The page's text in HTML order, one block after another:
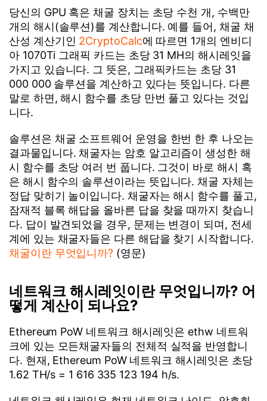
당신의 GPU 혹은 채굴 장치는 초당 수천 개, 수백만
개의 해시(솔루션)를 계산합니다. 예를 들어, 채굴 채
산성 계산기인 2CryptoCalc에 따르면 1개의 엔비디
아 1070Ti 그래픽 카드는 초당 31 MH의 해시레잇을
가지고 있습니다. 그 뜻은, 그래픽카드는 초당 31
000 000 솔루션을 계산하고 있다는 뜻입니다. 다른
말로 하면, 해시 함수를 초당 만번 풀고 있다는 것입
니다.
솔루션은 채굴 소프트웨어 운영을 한번 한 후 나오는
결과물입니다. 채굴자는 암호 알고리즘이 생성한 해
시 함수를 초당 여러 번 풉니다. 그것이 바로 해시 혹
은 해시 함수의 솔루션이라는 뜻입니다. 채굴 자체는
정답 맞히기 놀이입니다. 채굴자는 해시 함수를 풀고,
잠재적 블록 해답을 올바른 답을 찾을 때까지 찾습니
다. 답이 발견되었을 경우, 문제는 변경이 되며, 전세
계에 있는 채굴자들은 다른 해답을 찾기 시작합니다.
채굴이란 무엇입니까? (영문)
네트워크 해시레잇이란 무엇입니까? 어
떻게 계산이 되나요?
Ethereum PoW 네트워크 해시레잇은 ethw 네트워
크에 있는 모든채굴자들의 전체적 실적을 반영합니
다. 현재, Ethereum PoW 네트워크 해시레잇은 초당
1.62 TH/s = 1 616 335 123 194 h/s.